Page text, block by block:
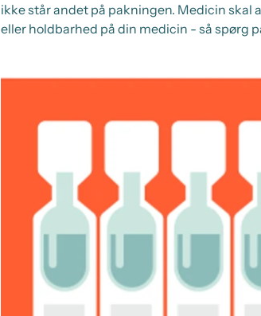
ikke står andet på pakningen. Medicin skal
eller holdbarhed på din medicin - så spørg